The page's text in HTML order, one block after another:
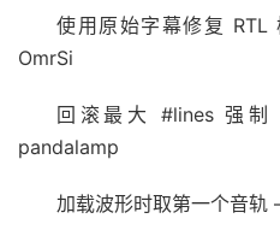
使用原始字幕修复
OmrSi
回滚最大 #lines 强
pandalamp
加载波形时取第一个音轨